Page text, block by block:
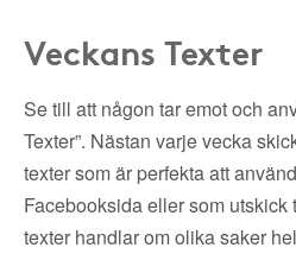
Veckans Texter
Se till att någon tar emot och
Texter”. Nästan varje vecka
texter som är perfekta att
Facebooksida eller som utskick
texter handlar om olika saker